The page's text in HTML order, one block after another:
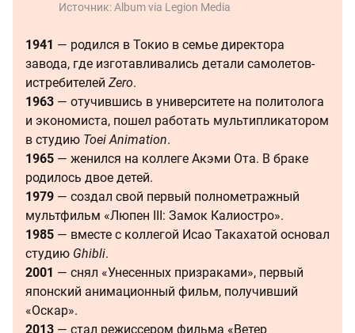
Источник:Album via Legion Media
1941 — родился в Токио в семье директора
завода, где изготавливались детали самолетов-
истребителей Zero.
1963 — отучившись в университете на политолога
и экономиста, пошел работать мультипликатором
в студию Toei Animation.
1965 — женился на коллеге Акэми Ота. В браке
родилось двое детей.
1979 — создал свой первый полнометражный
мультфильм «Люпен III: Замок Калиостро».
1985 — вместе с коллегой Исао Такахатой основал
студию Ghibli.
2001 — снял «Унесенных призраками», первый
японский анимационный фильм, получивший
«Оскар».
2013 — стал режиссером фильма «Ветер